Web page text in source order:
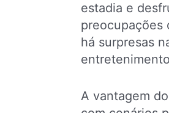
estadia e
preocupações
há surpresas
A vantagem